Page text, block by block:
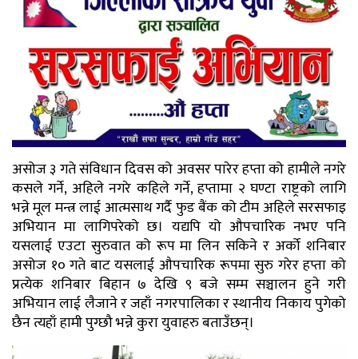
असोज ३ गते संविधान दिवस को अवसर पारेर हप्ता को हामीले नगरे
कसले गर्ने, अहिले नगरे कहिले गर्ने, हप्तामा २ घण्टा राष्ट्रको लागि
भन्ने मूल मन्त्र लाई आत्मसाथ गर्दै फुड बैंक को टीम अहिले सरसफाइ
अभियान मा लागिपरेको छ। यद्यपि यो औपचारिक नभए पनि
यसलाई एउटा सुरुवात को रूप मा लिन सकिने र अर्को शनिबार
असोज १० गते बाट यसलाई औपचारिक रूपमा सुरु गरेर हप्ता को
प्रत्येक शनिबार बिहान ७ देखि ९ बजे सम्म सञ्चालन हुने गरी
अभियान लाई लैजाने र जहाँ नगरपालिका र स्थानीय निकाय पुगेको
छैन त्यहाँ हामी पुग्छौ भन्ने कुरा युवाहरु बताउँछन्।